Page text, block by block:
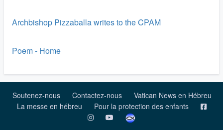
Archbishop Pizzaballa writes to the CPAM
Poem - Home
Soutenez-nous Contactez-nous
Vatican News en Hébreu
La messe en hébreu
Pour la protection des enfants